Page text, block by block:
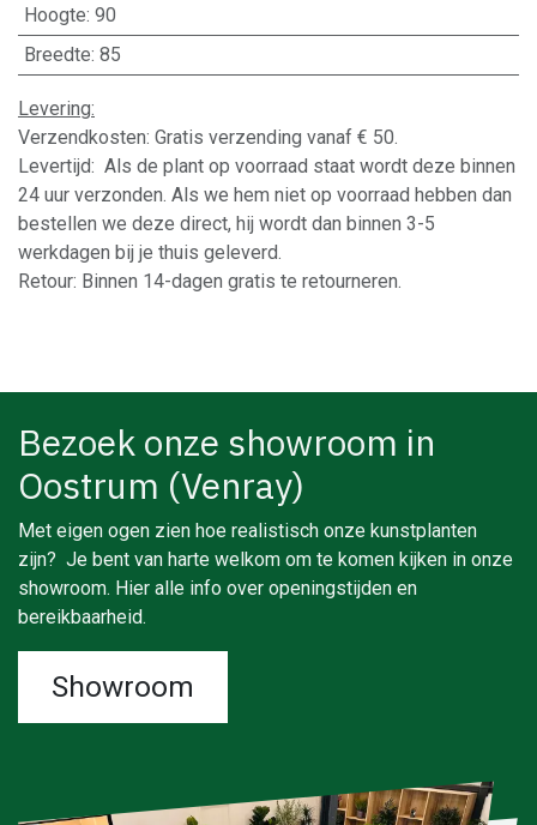
Hoogte: 90
Breedte: 85
Levering:
Verzendkosten: Gratis verzending vanaf € 50.
Levertijd: Als de plant op voorraad staat wordt deze binnen
24 uur verzonden. Als we hem niet op voorraad hebben dan
bestellen we deze direct, hij wordt dan binnen 3-5
werkdagen bij je thuis geleverd.
Retour: Binnen 14-dagen gratis te retourneren.
Bezoek onze showroom in
Oostrum (Venray)
Met eigen ogen zien hoe realistisch onze kunstplanten
zijn? Je bent van harte welkom om te komen kijken in onze
showroom. Hier alle info over openingstijden en
bereikbaarheid.
Showroom